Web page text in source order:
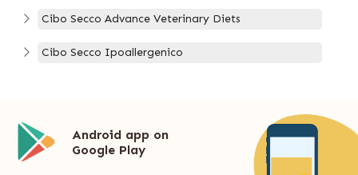
Cibo Secco Advance Veterinary Diets
Cibo Secco Ipoallergenico
Android app on
Google Play